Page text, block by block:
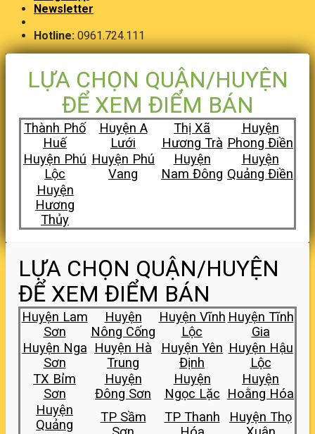
Newsletter
Hotline: 0961.724.111
LỰA CHỌN QUẬN/HUYỆN
ĐỂ XEM ĐIỂM BÁN
Thành Phố
Huế
Huyện A
Lưới
Thị Xã
Hương Trà
Huyện
Phong Điền
Huyện Phú
Lộc
Huyện Phú
Vang
Huyện
Nam Đông
Huyện
Quảng Điền
Huyện
Hương
Thủy
LỰA CHỌN QUẬN/HUYỆN
ĐỂ XEM ĐIỂM BÁN
Huyện Lam
Sơn
Huyện
Nông Cống
Huyện Vĩnh
Lộc
Huyện Tĩnh
Gia
Huyện Nga
Sơn
Huyện Hà
Trung
Huyện Yên
Định
Huyện Hậu
Lộc
TX Bỉm
Sơn
Huyện
Đông Sơn
Huyện
Ngọc Lặc
Huyện
Hoằng Hóa
Huyện
Quảng
TP Sầm
TP Thanh
Huyện Thọ